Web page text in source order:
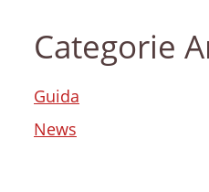
Categorie
Guida
News